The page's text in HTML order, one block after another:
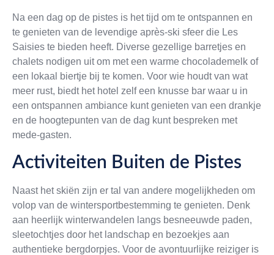
Na een dag op de pistes is het tijd om te ontspannen en
te genieten van de levendige après-ski sfeer die Les
Saisies te bieden heeft. Diverse gezellige barretjes en
chalets nodigen uit om met een warme chocolademelk of
een lokaal biertje bij te komen. Voor wie houdt van wat
meer rust, biedt het hotel zelf een knusse bar waar u in
een ontspannen ambiance kunt genieten van een drankje
en de hoogtepunten van de dag kunt bespreken met
mede-gasten.
Activiteiten Buiten de Pistes
Naast het skiën zijn er tal van andere mogelijkheden om
volop van de wintersportbestemming te genieten. Denk
aan heerlijk winterwandelen langs besneeuwde paden,
sleetochtjes door het landschap en bezoekjes aan
authentieke bergdorpjes. Voor de avontuurlijke reiziger is